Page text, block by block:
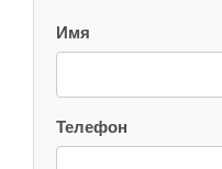
Имя
Телефон